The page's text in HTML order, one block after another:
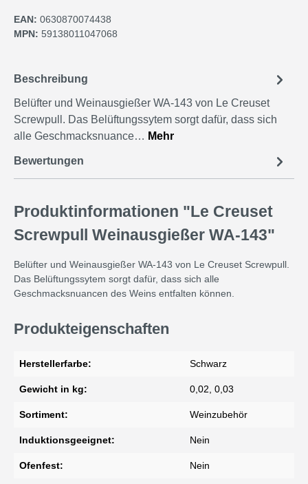
EAN: 0630870074438
MPN: 59138011047068
Beschreibung
Belüfter und Weinausgießer WA-143 von Le Creuset
Screwpull. Das Belüftungssytem sorgt dafür, dass sich
alle Geschmacksnuance… Mehr
Bewertungen
Produktinformationen "Le Creuset
Screwpull Weinausgießer WA-143"
Belüfter und Weinausgießer WA-143 von Le Creuset Screwpull.
Das Belüftungssytem sorgt dafür, dass sich alle
Geschmacksnuancen des Weins entfalten können.
Produkteigenschaften
Herstellerfarbe: Schwarz
Gewicht in kg: 0,02, 0,03
Sortiment: Weinzubehör
Induktionsgeeignet: Nein
Ofenfest: Nein